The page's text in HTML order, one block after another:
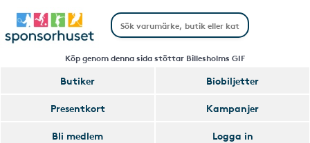
Köp genom denna sida stöttar Billesholms GIF
Butiker
Biobiljetter
Presentkort
Kampanjer
Bli medlem
Logga in